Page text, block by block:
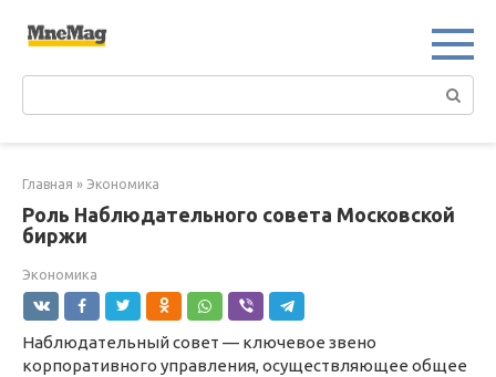
Главная » Экономика
Роль Наблюдательного совета Московской
биржи
Экономика
Наблюдательный совет — ключевое звено
корпоративного управления, осуществляющее общее